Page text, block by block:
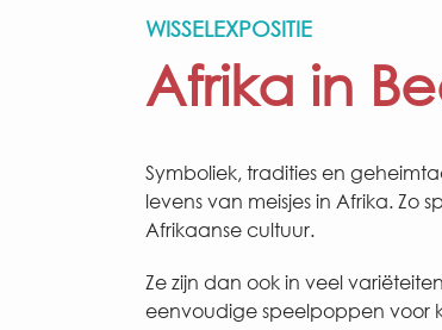
WISSELEXPOSITIE
Afrika in
Symboliek, tradities en
levens van meisjes in Afrika. Zo
Afrikaanse cultuur.
Ze zijn dan ook in veel
eenvoudige speelpoppen voor